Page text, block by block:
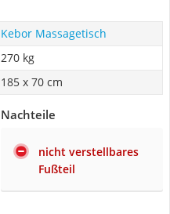
Kebor Massagetisch
270 kg
185 x 70 cm
Nachteile
nicht verstellbares
Fußteil